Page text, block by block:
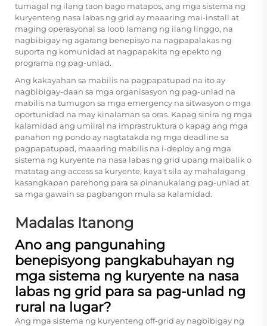
tumagal ng ilang taon bago matapos, ang mga sistema ng
kuryenteng nasa labas ng grid ay maaaring mai-install at
maging operasyonal sa loob lamang ng ilang linggo, na
nagbibigay ng agarang benepisyo na nagpapalakas ng
suporta ng komunidad at nagpapakita ng epekto ng
programa ng pag-unlad.
Ang kakayahan sa mabilis na pagpapatupad na ito ay
nagbibigay-daan sa mga organisasyon ng pag-unlad na
mabilis na tumugon sa mga emergency na sitwasyon o mga
oportunidad na may kinalaman sa oras. Kapag sinira ng mga
kalamidad ang umiiral na imprastruktura o kapag ang mga
panahon ng pondo ay nagtatakda ng mga deadline sa
pagpapatupad, maaaring mabilis na i-deploy ang mga
sistema ng kuryente na nasa labas ng grid upang maibalik o
matatag ang access sa kuryente, kaya't sila ay mahalagang
kasangkapan parehong para sa pinanukalang pag-unlad at
sa mga gawain sa pagbangon mula sa kalamidad.
Madalas Itanong
Ano ang pangunahing
benepisyong pangkabuhayan ng
mga sistema ng kuryente na nasa
labas ng grid para sa pag-unlad ng
rural na lugar?
Ang mga sistema ng kuryenteng off-grid ay nagbibigay ng